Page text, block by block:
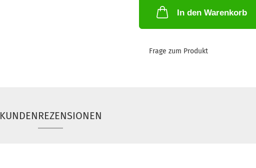
In den Warenkorb
Frage zum Produkt
KUNDENREZENSIONEN